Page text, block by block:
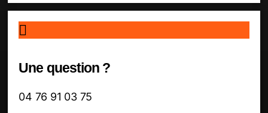
Une question ?
04 76 91 03 75